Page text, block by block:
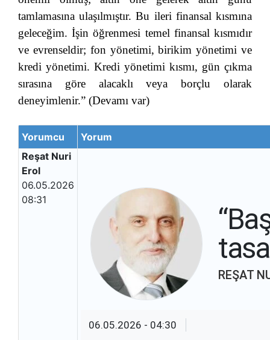
tamlamasına ulaşılmıştır. Bu ileri finansal kısmına
geleceğim. İşin öğrenmesi temel finansal kısmıdır
ve evrenseldir; fon yönetimi, birikim yönetimi ve
kredi yönetimi. Kredi yönetimi kısmı, gün çıkma
sırasına göre alacaklı veya borçlu olarak
deneyimlenir.” (Devamı var)
Yorumcu
Yorum
Reşat Nuri
Erol
06.05.2026
08:31
REŞAT
06.05.2026 - 04:30